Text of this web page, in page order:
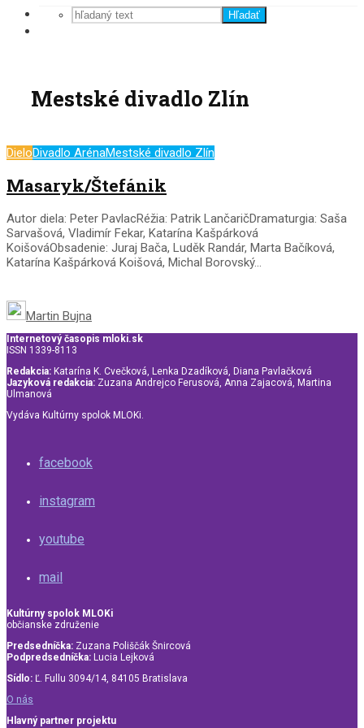
Hľadať
Mestské divadlo Zlín
DieloDivadlo ArénaMestské divadlo Zlín
Masaryk/Štefánik
Autor diela: Peter PavlacRéžia: Patrik LančaričDramaturgia: Saša
Sarvašová, Vladimír Fekar, Katarína Kašpárková
KoišováObsadenie: Juraj Bača, Luděk Randár, Marta Bačíková,
Katarína Kašpárková Koišová, Michal Borovský...
Martin Bujna
Internetový časopis mloki.sk
ISSN 1339-8113
Redakcia: Katarína K. Cvečková, Lenka Dzadíková, Diana Pavlačková
Jazyková redakcia: Zuzana Andrejco Ferusová, Anna Zajacová, Martina
Ulmanová
Vydáva Kultúrny spolok MLOKi.
facebook
instagram
youtube
mail
Kultúrny spolok MLOKi
občianske združenie
Predsedníčka: Zuzana Poliščák Šnircová
Podpredsedníčka: Lucia Lejková
Sídlo: Ľ. Fullu 3094/14, 84105 Bratislava
O nás
Hlavný partner projektu